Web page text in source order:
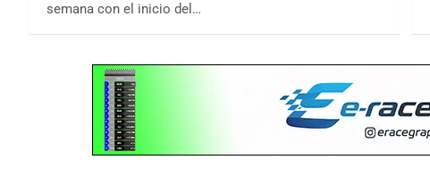
semana con el inicio del…